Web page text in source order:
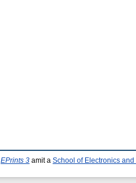
EPrints 3 amit a School of Electronics